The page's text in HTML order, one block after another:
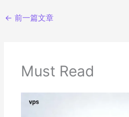
← 前一篇文章
Must Read